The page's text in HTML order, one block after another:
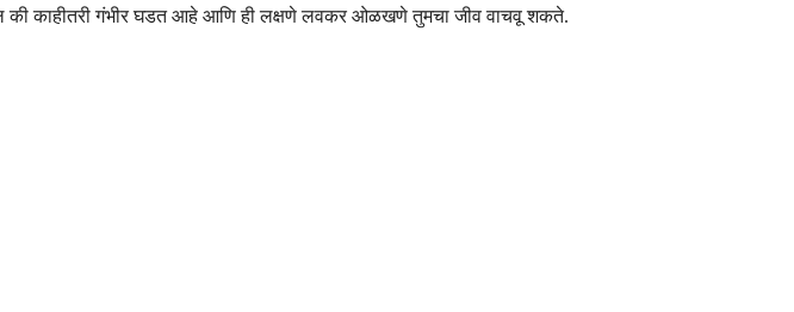
की काहीतरी गंभीर घडत आहे आणि ही लक्षणे लवकर ओळखणे तुमचा जीव वाचवू शकते.